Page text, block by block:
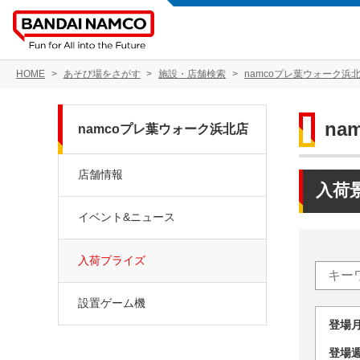
HOME あそび場をさがす 施設・店舗検索 namcoプレ葉ウォーク浜
入荷
登
登
namcoプレ葉ウォーク浜北店
店舗情報
イベント&ニュース
入荷プライズ
設置ゲーム機